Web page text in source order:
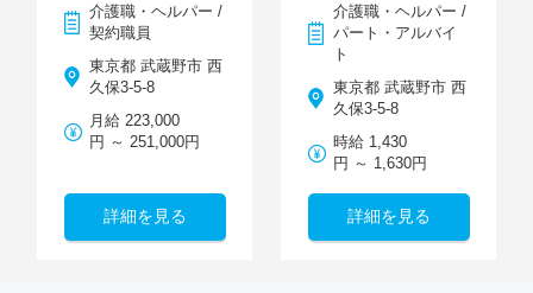
介護職・ヘルパー /
契約職員
東京都 武蔵野市 西
久保3-5-8
月給 223,000
円 ～ 251,000円
詳細を見る
介護職・ヘルパー /
パート・アルバイ
ト
東京都 武蔵野市 西
久保3-5-8
時給 1,430
円 ～ 1,630円
詳細を見る